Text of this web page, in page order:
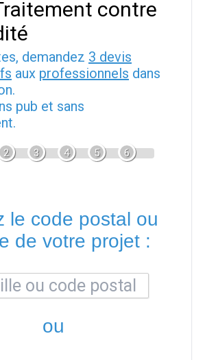
contre
demandez 3 devis
aux professionnels dans
pub et sans
2 3 4 5 6
le code postal ou
de votre projet :
ou